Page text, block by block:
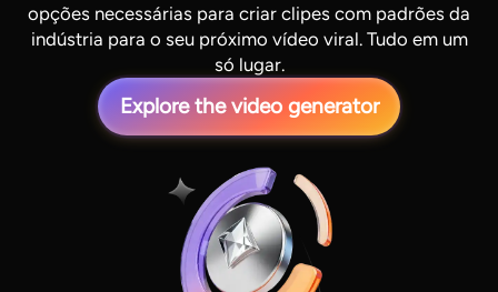
opções necessárias para criar clipes com padrões da
indústria para o seu próximo vídeo viral. Tudo em um
só lugar.
Explore the video generator